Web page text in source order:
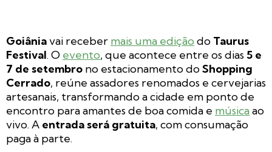
Goiâniavai receber mais uma edição do Taurus
Festival. O evento, que acontece entre os dias5 e
7 de setembro no estacionamento doShopping
Cerrado, reúne assadores renomados e cervejarias
artesanais, transformando a cidade em ponto de
encontro para amantes de boa comida e músicaao
vivo. A entrada será gratuita, com consumação
paga à parte.